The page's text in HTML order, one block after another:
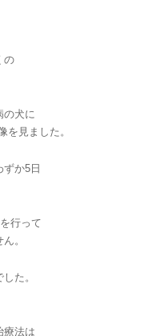
の
の犬に
を見ました。
か5日
行って
。
た。
療法は